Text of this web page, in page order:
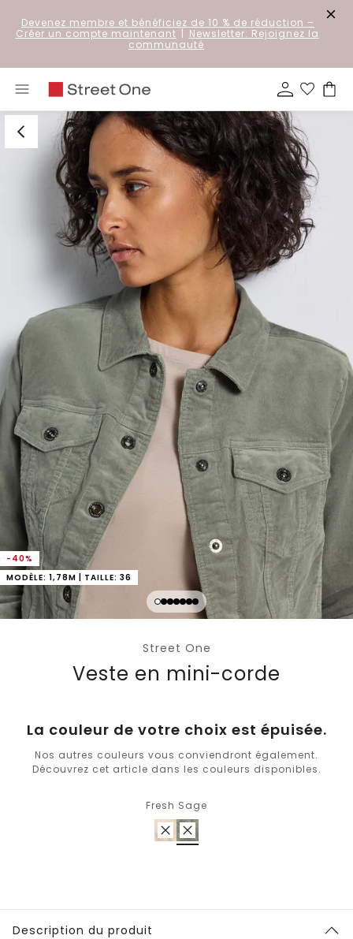
Devenez membre et bénéficiez de 10 % de réduction –
Créer un compte maintenant | Newsletter: Rejoignez la
communauté
-40%
MODÈLE: 1,78M | TAILLE: 36
Street One
Veste en mini-corde
La couleur de votre choix est épuisée.
Nos autres couleurs vous conviendront également.
Découvrez cet article dans les couleurs disponibles.
Fresh Sage
Description du produit